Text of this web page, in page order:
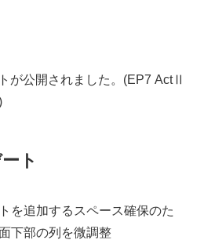
が公開されました。(EP7 ActⅡ
ト
を追加するスペース確保のた
下部の列を微調整